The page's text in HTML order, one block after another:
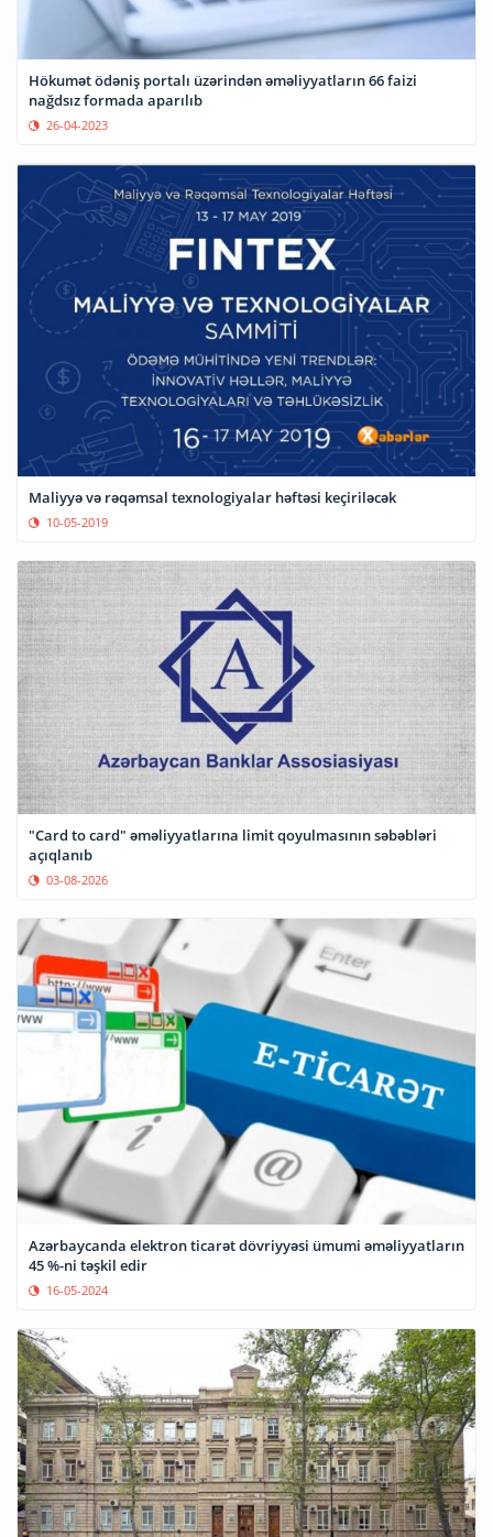
Hökumət ödəniş portalı üzərindən əməliyyatların 66 faizi
nağdsız formada aparılıb
26-04-2023
Maliyyə və rəqəmsal texnologiyalar həftəsi keçiriləcək
10-05-2019
"Card to card" əməliyyatlarına limit qoyulmasının səbəbləri
açıqlanıb
03-08-2026
Azərbaycanda elektron ticarət dövriyyəsi ümumi əməliyyatların
45 %-ni təşkil edir
16-05-2024